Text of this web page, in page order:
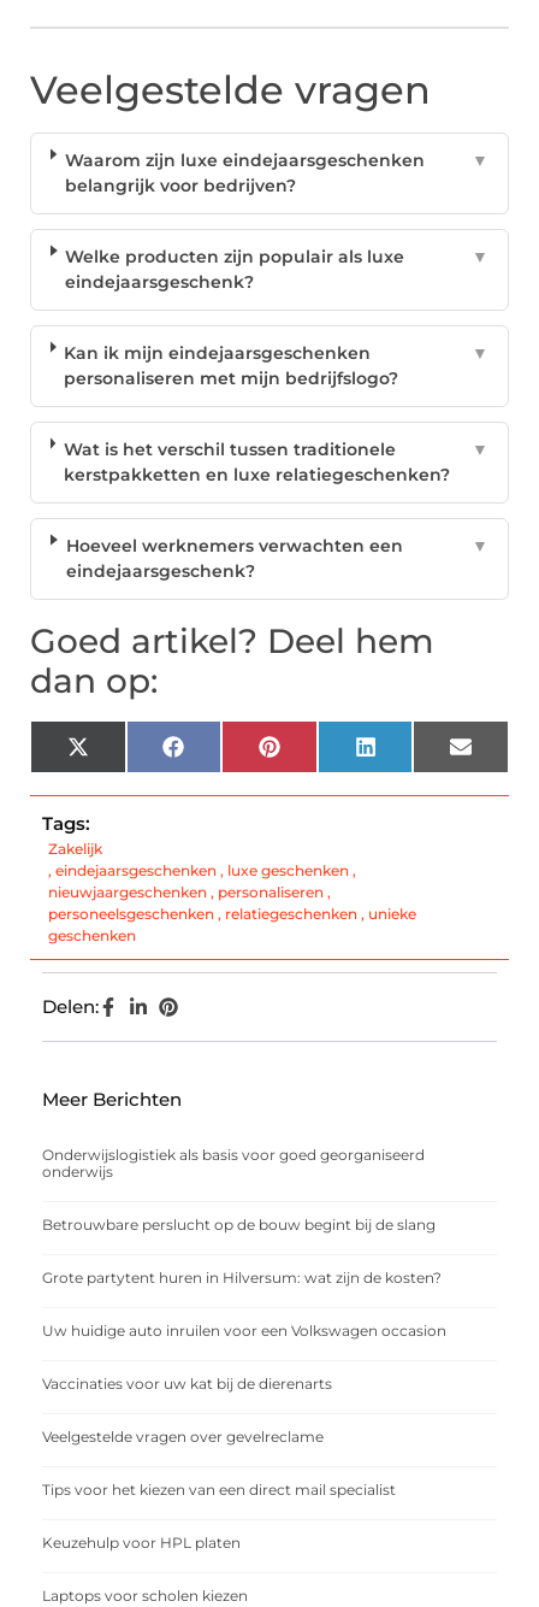
Veelgestelde vragen
Waarom zijn luxe eindejaarsgeschenken
belangrijk voor bedrijven?
▼
Welke producten zijn populair als luxe
eindejaarsgeschenk?
▼
Kan ik mijn eindejaarsgeschenken
personaliseren met mijn bedrijfslogo?
▼
Wat is het verschil tussen traditionele
kerstpakketten en luxe relatiegeschenken?
▼
Hoeveel werknemers verwachten een
eindejaarsgeschenk?
▼
Goed artikel? Deel hem
dan op:
X
(Twitter)
Facebook Pinterest LinkedIn Email
Tags:
Zakelijk
, eindejaarsgeschenken , luxe geschenken ,
nieuwjaargeschenken , personaliseren ,
personeelsgeschenken , relatiegeschenken , unieke
geschenken
Delen:
Meer Berichten
Onderwijslogistiek als basis voor goed georganiseerd
onderwijs
Betrouwbare perslucht op de bouw begint bij de slang
Grote partytent huren in Hilversum: wat zijn de kosten?
Uw huidige auto inruilen voor een Volkswagen occasion
Vaccinaties voor uw kat bij de dierenarts
Veelgestelde vragen over gevelreclame
Tips voor het kiezen van een direct mail specialist
Keuzehulp voor HPL platen
Laptops voor scholen kiezen